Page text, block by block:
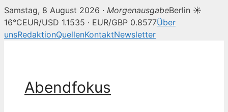
Samstag, 8 August 2026 · MorgenausgabeBerlin ☀
16°CEUR/USD 1.1535 · EUR/GBP 0.8577Über
unsRedaktionQuellenKontaktNewsletter
Abendfokus